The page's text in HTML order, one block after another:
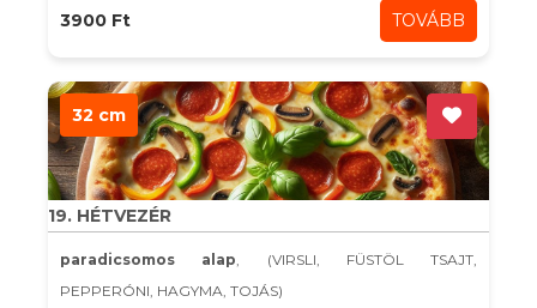
3900 Ft TOVÁBB
32 cm
19. HÉTVEZÉR
paradicsomos alap, (VIRSLI, FÜSTÖL TSAJT,
PEPPERÓNI, HAGYMA, TOJÁS)